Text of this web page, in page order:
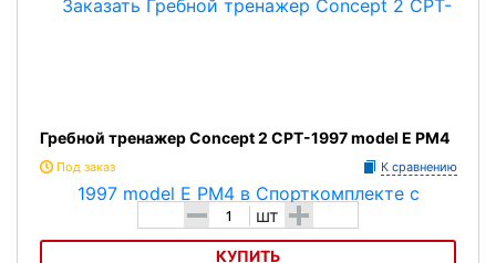
Гребной тренажер Concept 2 CPT-1997 model E PM4
Под заказ К сравнению
- шт +
КУПИТЬ